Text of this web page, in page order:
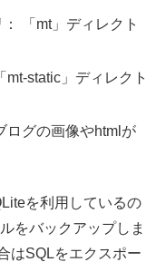
： 「mt」ディレクト
mt-static」ディレクト
ログの画像やhtmlが
を利用しているの
をバックアップしま
はSQLをエクスポー